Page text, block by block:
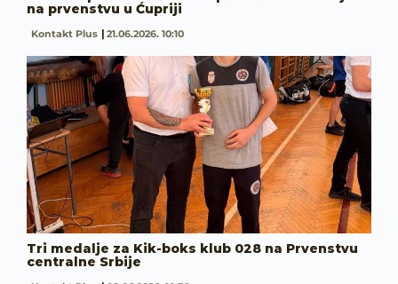
na prvenstvu u Ćupriji
Kontakt Plus 21.06.2026. 10:10
Tri medalje za Kik-boks klub 028 na Prvenstvu
centralne Srbije